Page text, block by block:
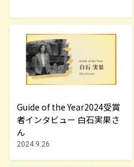
Guide of the Year2024受賞
者インタビュー 白石実果さ
ん
2024.9.26